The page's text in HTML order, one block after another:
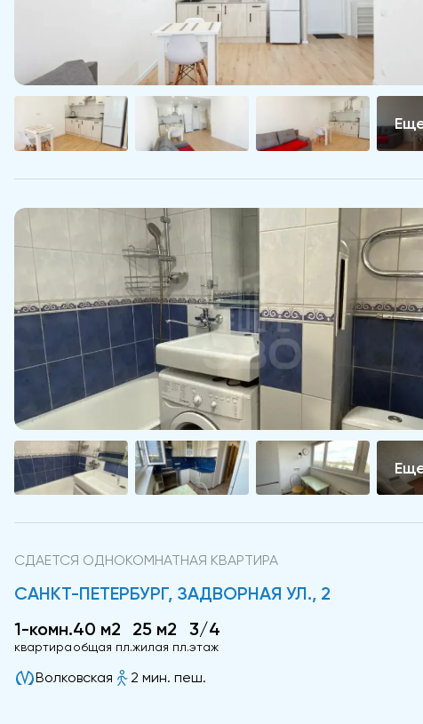
СДАЕТСЯ ОДНОКОМНАТНАЯ КВАРТИРА
САНКТ-ПЕТЕРБУРГ, ЗАДВОРНАЯ УЛ., 2
1-комн.
квартира
40 м2
общая пл.
25 м2
жилая пл.
3/4
этаж
Волковская 2 мин. пеш.